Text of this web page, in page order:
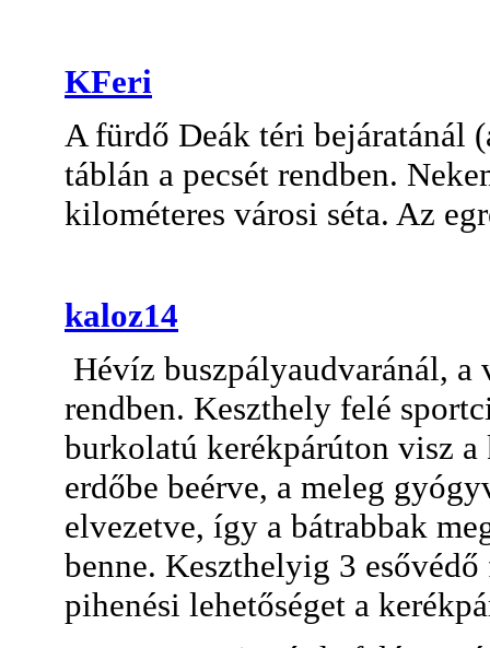
KFeri
A fürdő Deák téri bejáratánál
táblán a pecsét rendben.
kilométeres városi séta. Az
kaloz14
Hévíz buszpályaudvaránál, a
rendben. Keszthely felé
burkolatú kerékpárúton visz
erdőbe beérve, a meleg
elvezetve, így a bátrabbak
benne. Keszthelyig 3
pihenési lehetőséget a